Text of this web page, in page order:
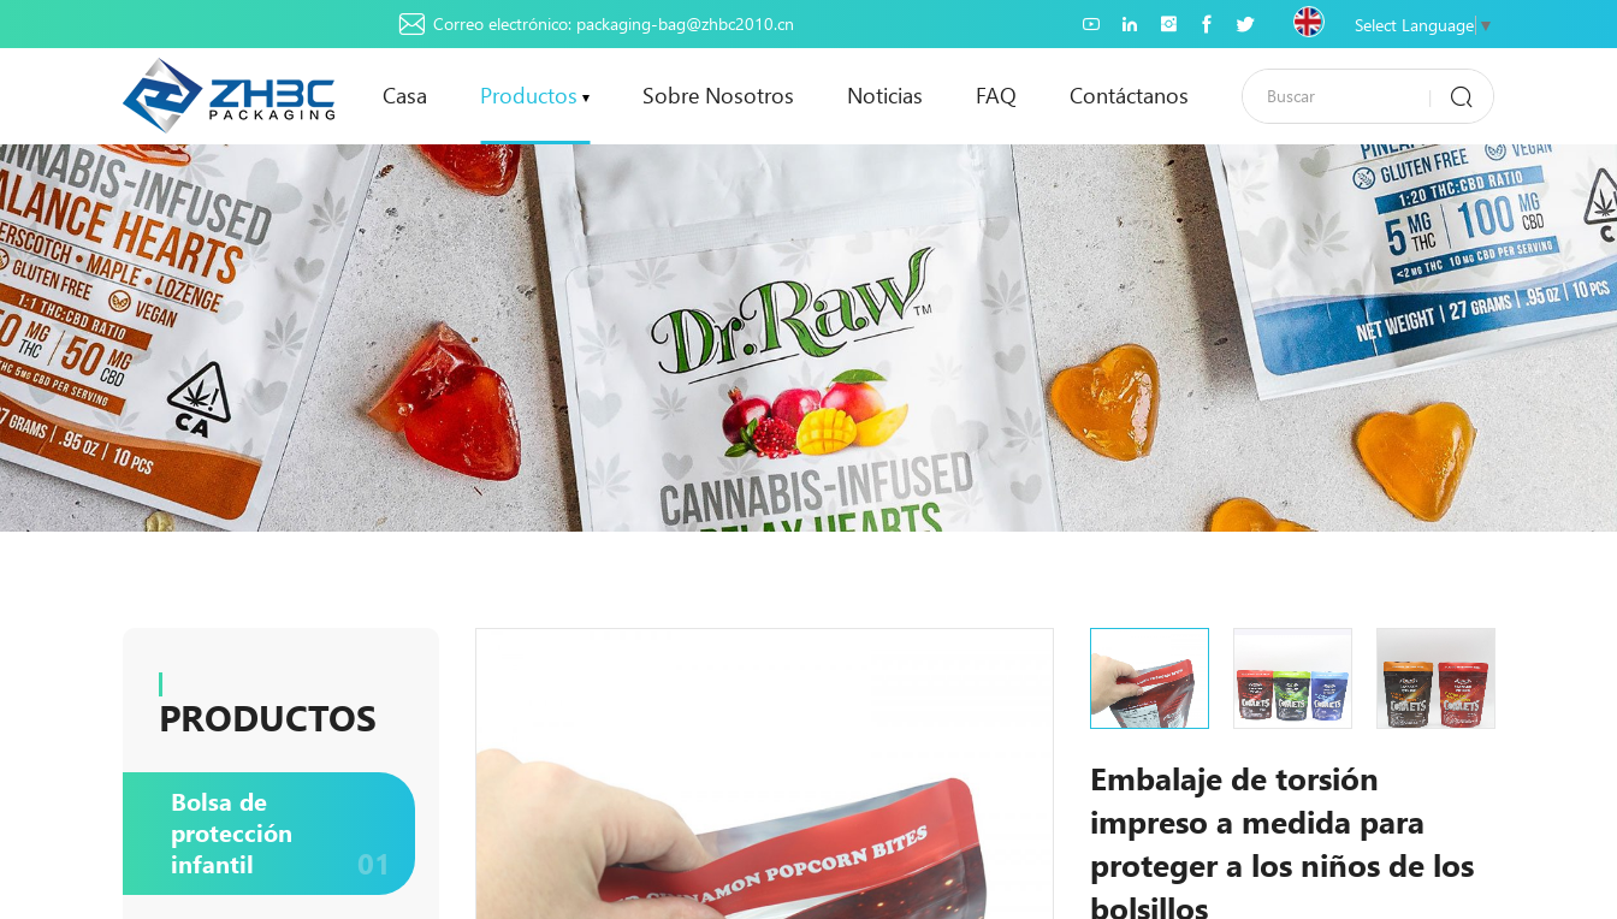
Correo electrónico: packaging-bag@zhbc2010.cn Select Language ▼
Casa Productos Sobre Nosotros Noticias FAQ Contáctanos
0
PRODUCTOS
Bolsa de
protección
infantil
01
Embalaje de torsión
impreso a medida para
proteger a los niños de los
bolsillos